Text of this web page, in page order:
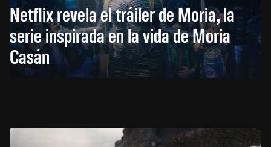
Netflix revela el tráiler de Moria, la
serie inspirada en la vida de Moria
Casán